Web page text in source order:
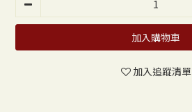
加入購物車
加入追蹤清單